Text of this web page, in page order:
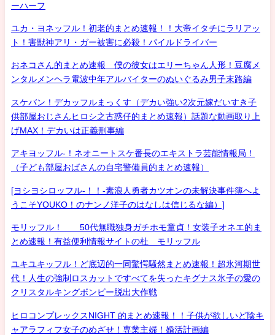
ーハーフ
ユカ・ヨネッフル！初老的まとめ速報！！大帝イタチにラリアッ
ト！害獣神アリ・ガー被害に必殺！パイルドライバー
おネコさん的まとめ速報 僕の彼女はエリーちゃん人形！豆腐メ
ンタルメンヘラ電波中年アルバイターのぬいぐるみ男子末路編
スケバン！デカッフルまっくす（デカい強い2次元嫁だいすき子
供部屋おじさんヒロシ之古惑仔的まとめ速報）話題な動画取り上
げMAX！デカいは正義刑事編
アキヨッフル-！ネオニートスケ番長のエキストラ芸能情報局！
（子ども部屋おばさんの自宅警備員的まとめ速報）
[ヨシヨシロッフル-！！-素浪人勇者カツオンの未解決事件簿へよ
うこそYOUKO！のナンノ洋子のはなしは信じるな編）]
モリッフル！ 50代無職独身ガチホモ童貞！女装子オネエ的ま
とめ速報！有益便利情報サイトの杜 モリッフル
ユキユキッフル！ど底辺的一同驚愕騒然まとめ速報！超氷河期世
代！人生の強制ロスカットですべてを失ったキグナス氷子の愛の
クリスタルキングボンビー脱出大作戦
ヒロコンプレックスNIGHT 的まとめ速報！！子供が欲しいど陰キ
ャアラフィフ女子のめざせ！専業主婦！婚活計画編